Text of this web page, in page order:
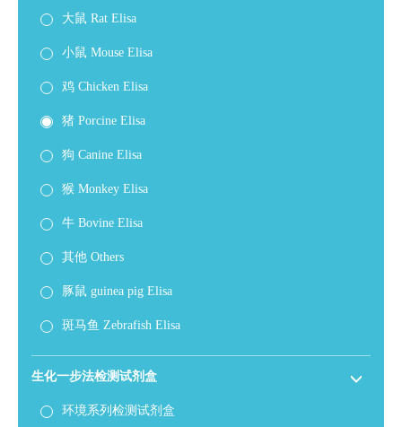
大鼠 Rat Elisa
小鼠 Mouse Elisa
鸡 Chicken Elisa
猪 Porcine Elisa
狗 Canine Elisa
猴 Monkey Elisa
牛 Bovine Elisa
其他 Others
豚鼠 guinea pig Elisa
斑马鱼 Zebrafish Elisa
生化一步法检测试剂盒
环境系列检测试剂盒